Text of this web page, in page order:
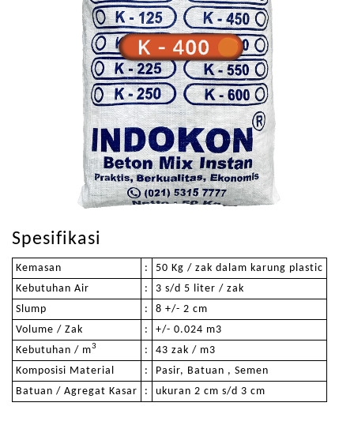
Spesifikasi
Kemasan :
50 Kg / zak dalam karung plastic
Kebutuhan Air
:
3 s/d 5 liter / zak
Slump
:
8 +/- 2 cm
Volume / Zak
:
+/- 0.024 m3
Kebutuhan / m3 :
43 zak / m3
Komposisi Material
:
Pasir, Batuan , Semen
Batuan / Agregat Kasar
: ukuran 2 cm s/d 3 cm